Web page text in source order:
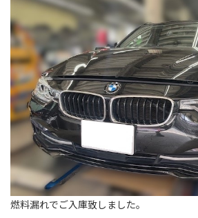
燃料漏れでご入庫致しました。